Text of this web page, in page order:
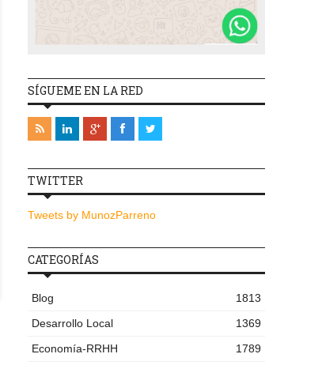
SÍGUEME EN LA RED
TWITTER
Tweets by MunozParreno
CATEGORÍAS
Blog
1813
Desarrollo Local
1369
Economía-RRHH
1789